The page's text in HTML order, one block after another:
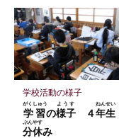
ア
ク
マ
ー
ク
に
保
存
学校活動の様子
学習
がくしゅう
の様子
ようす
４年生
ねんせい
分休
ぷんやす
み